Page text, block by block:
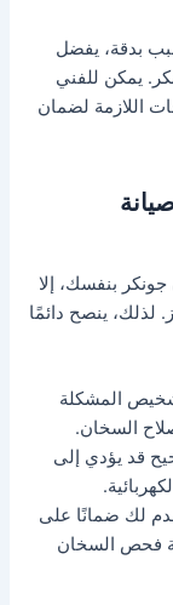
بدقة، يفضل
يمكن للفني
اللازمة لضمان
بنفسك، إلا
لذلك، ينصح دائمًا
المشكلة
السخان.
قد يؤدي إلى
لك ضمانًا على
فحص السخان